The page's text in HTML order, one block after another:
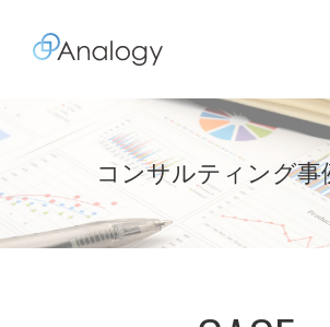
コンサルティング事